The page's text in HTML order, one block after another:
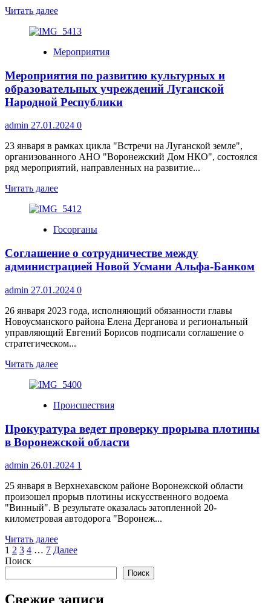
Читать далееПрочитать
Госдумы
с
просьбой
наградить
кадетов
их
и
самоотверженность
Мероприятия
Мероприятия по развитию культурных и
образовательных учреждений Луганской
Народной Республики
admin 27.01.2024 0
23 января в рамках цикла "Встречи на Луганской земле",
организованного АНО "Воронежский Дом НКО", состоялся
ряд мероприятий, направленных на развитие...
Читать далееПрочитать
по
культурных
и
образовательных
учреждений
Луганской
Народной
Республики
Госорганы
Соглашение о сотрудничестве между
администрацией Новой Усмани Альфа-Банком
admin 27.01.2024 0
26 января 2023 года, исполняющий обязанности главы
Новоусманского района Елена Дерганова и региональный
управляющий Евгений Борисов подписали соглашение о
стратегическом...
Читать далееПрочитать
о
между
администрацией
Новой
Усмани
Альфа-
Банком
Происшествия
Прокуратура ведет проверку прорыва плотины
в Воронежской области
admin 26.01.2024 1
25 января в Верхнехавском районе Воронежской области
произошел прорыв плотины искусственного водоема
"Винный". В результате оказалась затопленной 20-
километровая автодорога "Воронеж...
Читать далееПрочитать
больше
ведет
Пагинация
записей
1 2 3 4 … 7 Далее
Поиск
Поиск
Свежие записи